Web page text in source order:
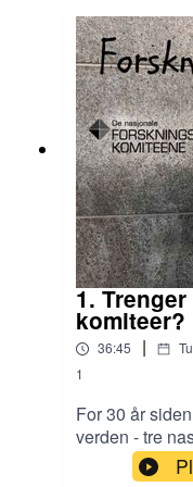
Integrity in
og professor
nasjonale
Ingierd.
1.
komiteer?
36:45 |
1
For 30 år
verden - tre
som skulle